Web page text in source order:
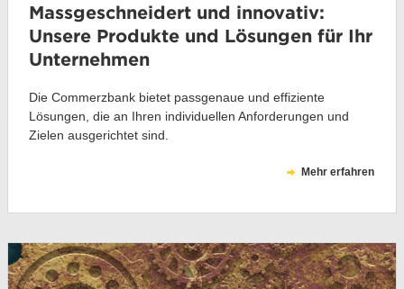
Massgeschneidert und innovativ:
Unsere Produkte und Lösungen für Ihr
Unternehmen
Die Commerzbank bietet passgenaue und effiziente
Lösungen, die an Ihren individuellen Anforderungen und
Zielen ausgerichtet sind.
Mehr erfahren